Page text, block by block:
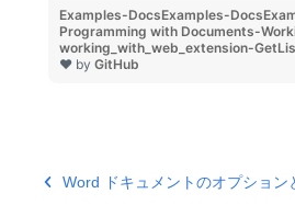
Examples-DocsExamples-
Programming with Documents-
working_with_web_extension-
❤ by GitHub
Word ドキュメントのオプション